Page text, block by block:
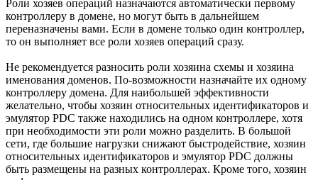
Роли хозяев операций назначаются автоматически первому
контроллеру в домене, но могут быть в дальнейшем
переназначены вами. Если в домене только один контроллер,
то он выполняет все роли хозяев операций сразу.
Не рекомендуется разносить роли хозяина схемы и хозяина
именования доменов. По-возможности назначайте их одному
контроллеру домена. Для наибольшей эффективности
желательно, чтобы хозяин относительных идентификаторов и
эмулятор PDC также находились на одном контроллере, хотя
при необходимости эти роли можно разделить. В большой
сети, где большие нагрузки снижают быстродействие, хозяин
относительных идентификаторов и эмулятор PDC должны
быть размещены на разных контроллерах. Кроме того, хозяин